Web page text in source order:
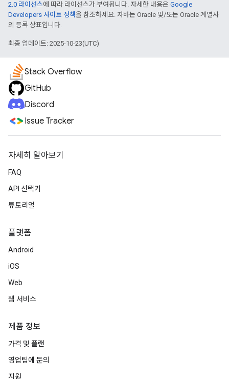
2.0 라이선스에 따라 라이선스가 부여됩니다. 자세한 내용은 Google
Developers 사이트 정책을 참조하세요. 자바는 Oracle 및/또는 Oracle 계열사
의 등록 상표입니다.
최종 업데이트: 2025-10-23(UTC)
Stack Overflow
GitHub
Discord
Issue Tracker
자세히 알아보기
FAQ
API 선택기
튜토리얼
플랫폼
Android
iOS
Web
웹 서비스
제품 정보
가격 및 플랜
영업팀에 문의
지원